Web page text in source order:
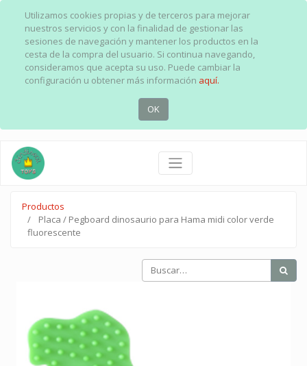
Utilizamos cookies propias y de terceros para mejorar
nuestros servicios y con la finalidad de gestionar las
sesiones de navegación y mantener los productos en la
cesta de la compra del usuario. Si continua navegando,
consideramos que acepta su uso. Puede cambiar la
configuración u obtener más información aquí.
OK
Productos
Placa / Pegboard dinosaurio para Hama midi color verde
fluorescente